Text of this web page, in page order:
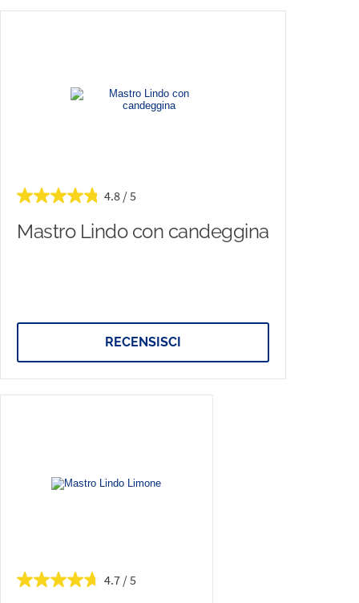
4.8
Mastro Lindo con candeggina
RECENSISCI
4.7